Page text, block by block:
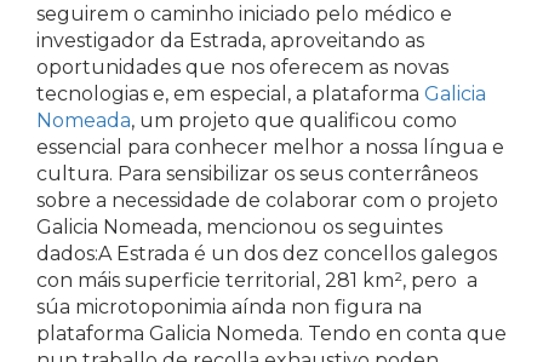
seguirem o caminho iniciado pelo médico e
investigador da Estrada, aproveitando as
oportunidades que nos oferecem as novas
tecnologias e, em especial, a plataforma Galicia
Nomeada, um projeto que qualificou como
essencial para conhecer melhor a nossa língua e
cultura. Para sensibilizar os seus conterrâneos
sobre a necessidade de colaborar com o projeto
Galicia Nomeada, mencionou os seguintes
dados:A Estrada é un dos dez concellos galegos
con máis superficie territorial, 281 km², pero a
súa microtoponimia aínda non figura na
plataforma Galicia Nomeda. Tendo en conta que